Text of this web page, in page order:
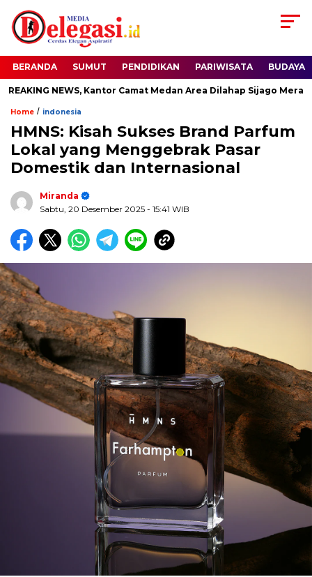
BERANDA SUMUT PENDIDIKAN PARIWISATA BUDAYA
NEWS, Kantor Camat Medan Area Dilahap Sijago Merah
Home / indonesia
HMNS: Kisah Sukses Brand Parfum
Lokal yang Menggebrak Pasar
Domestik dan Internasional
Miranda
Sabtu, 20 Desember 2025 - 15:41 WIB